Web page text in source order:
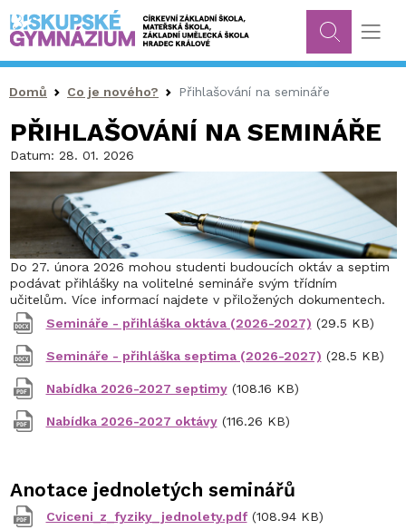
Drobečková navigace
Domů Co je nového? Přihlašování na semináře
PŘIHLAŠOVÁNÍ NA SEMINÁŘE
Datum: 28. 01. 2026
Do 27. února 2026 mohou studenti budoucích oktáv a septim
podávat přihlášky na volitelné semináře svým třídním
učitelům. Více informací najdete v přiložených dokumentech.
Semináře - přihláška oktáva (2026-2027) (29.5 KB)
Semináře - přihláška septima (2026-2027) (28.5 KB)
Nabídka 2026-2027 septimy (108.16 KB)
Nabídka 2026-2027 oktávy (116.26 KB)
Anotace jednoletých seminářů
Cviceni_z_fyziky_jednolety.pdf (108.94 KB)